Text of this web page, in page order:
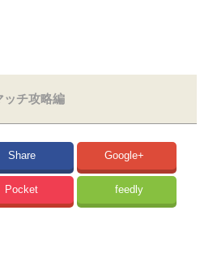
チ攻略編
Share Google+
Pocket feedly